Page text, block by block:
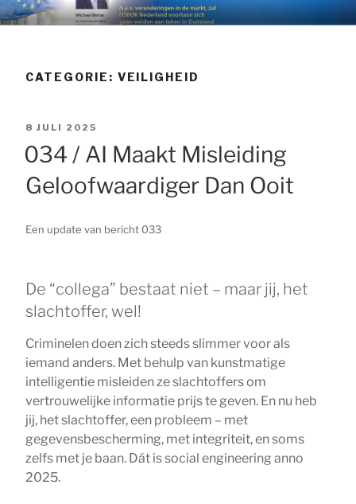
Ga
naarDSBOK
MICHAEL BENSE
AVG hulp, uw omzetting snel en efficient.
CATEGORIE: VEILIGHEID
GEPLAATST
OP
8 JULI 2025
034 / AI Maakt Misleiding
Geloofwaardiger Dan Ooit
Een update van bericht 033
De “collega” bestaat niet – maar jij, het
slachtoffer, wel!
Criminelen doen zich steeds slimmer voor als
iemand anders. Met behulp van kunstmatige
intelligentie misleiden ze slachtoffers om
vertrouwelijke informatie prijs te geven. En nu heb
jij, het slachtoffer, een probleem – met
gegevensbescherming, met integriteit, en soms
zelfs met je baan. Dát is social engineering anno
2025.